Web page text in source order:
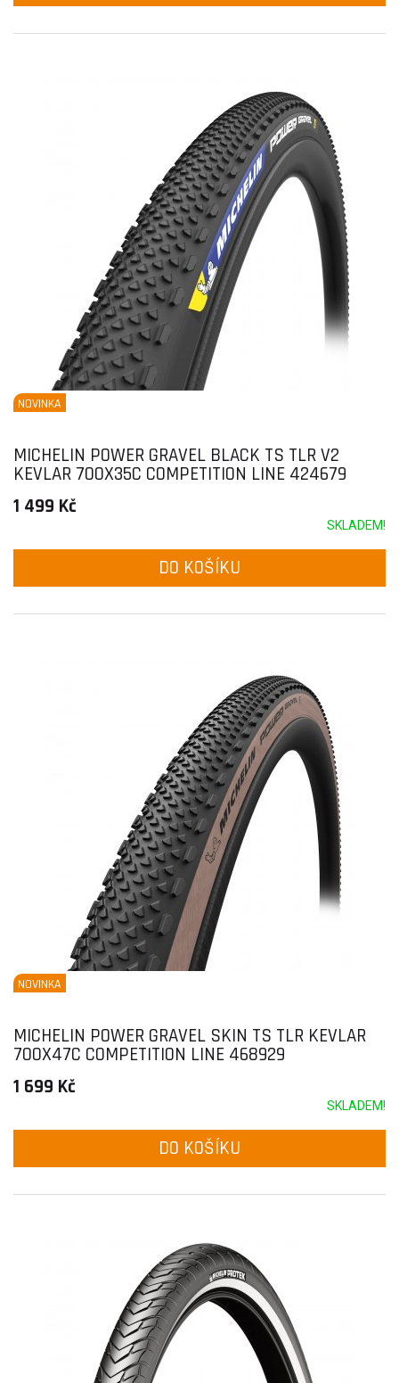
NOVINKA
MICHELIN POWER GRAVEL BLACK TS TLR V2
KEVLAR 700X35C COMPETITION LINE 424679
1 499 Kč
SKLADEM!
DO KOŠÍKU
NOVINKA
MICHELIN POWER GRAVEL SKIN TS TLR KEVLAR
700X47C COMPETITION LINE 468929
1 699 Kč
SKLADEM!
DO KOŠÍKU